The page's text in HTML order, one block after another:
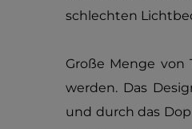
schlechten
Große Menge von
werden. Das
und durch das